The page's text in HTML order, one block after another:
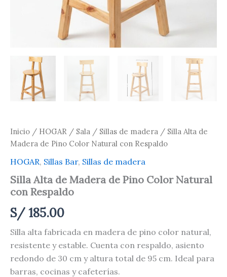
Inicio / HOGAR / Sala / Sillas de madera / Silla Alta de
Madera de Pino Color Natural con Respaldo
HOGAR, Sillas Bar, Sillas de madera
Silla Alta de Madera de Pino Color Natural
con Respaldo
S/185.00
Silla alta fabricada en madera de pino color natural,
resistente y estable. Cuenta con respaldo, asiento
redondo de 30 cm y altura total de 95 cm. Ideal para
barras, cocinas y cafeterías.